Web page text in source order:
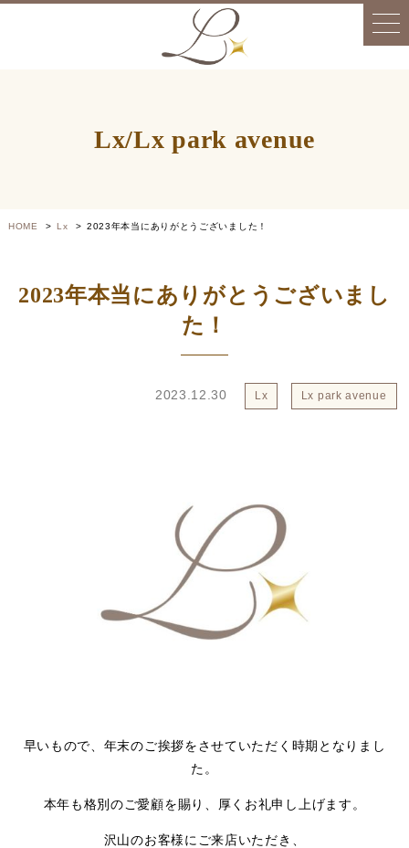
Lx/Lx park avenue
HOME Lx 2023年本当にありがとうございました！
2023年本当にありがとうございまし
た！
2023.12.30 Lx Lx park avenue
早いもので、年末のご挨拶をさせていただく時期となりまし
た。
本年も格別のご愛顧を賜り、厚くお礼申し上げます。
沢山のお客様にご来店いただき、